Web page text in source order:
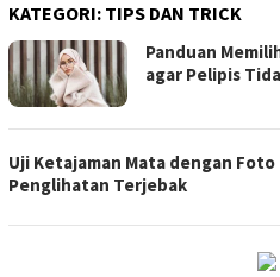
KATEGORI: TIPS DAN TRICK
Panduan
agar Pelipis
Uji Ketajaman Mata dengan
Penglihatan Terjebak